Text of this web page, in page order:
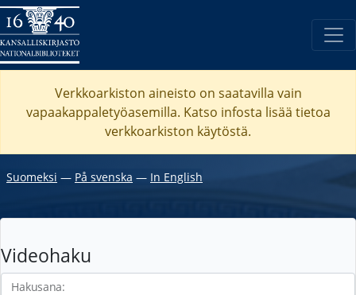
Verkkoarkiston aineisto on saatavilla vain
vapaakappaletyöasemilla. Katso infosta lisää tietoa
verkkoarkiston käytöstä.
Suomeksi ― På svenska ― In English
Videohaku
Hakusana: